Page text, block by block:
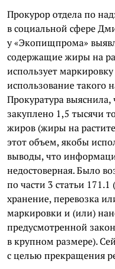
Прокурор отдела по
в социальной сфере
у «Экопищпрома»
содержащие жиры на
использует
использование такого
Прокуратура
закуплено 1,5 тысячи
жиров (жиры на
этот объем, якобы
выводы, что
недостоверная. Было
по части 3 статьи
хранение, перевозка
маркировки и (или)
предусмотренной
в крупном размере).
с целью прекращения